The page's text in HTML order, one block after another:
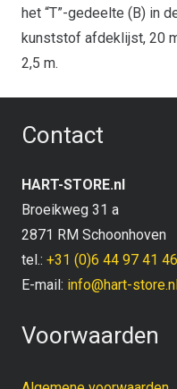
het “T”-gedeelte (B) in
kunststof afdeklijst, 20
2,5 m.
Contact
HART-STORE.nl
Broeikweg 31 a
2871 RM Schoonhoven
tel.: +31 (0)6 44 97 41 46
E-mail: info@hart-
Voorwaarden